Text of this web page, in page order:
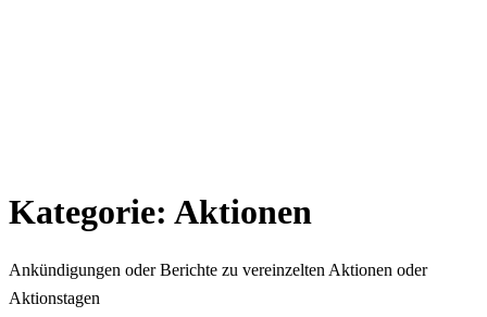
Kategorie: Aktionen
Ankündigungen oder Berichte zu vereinzelten Aktionen oder
Aktionstagen